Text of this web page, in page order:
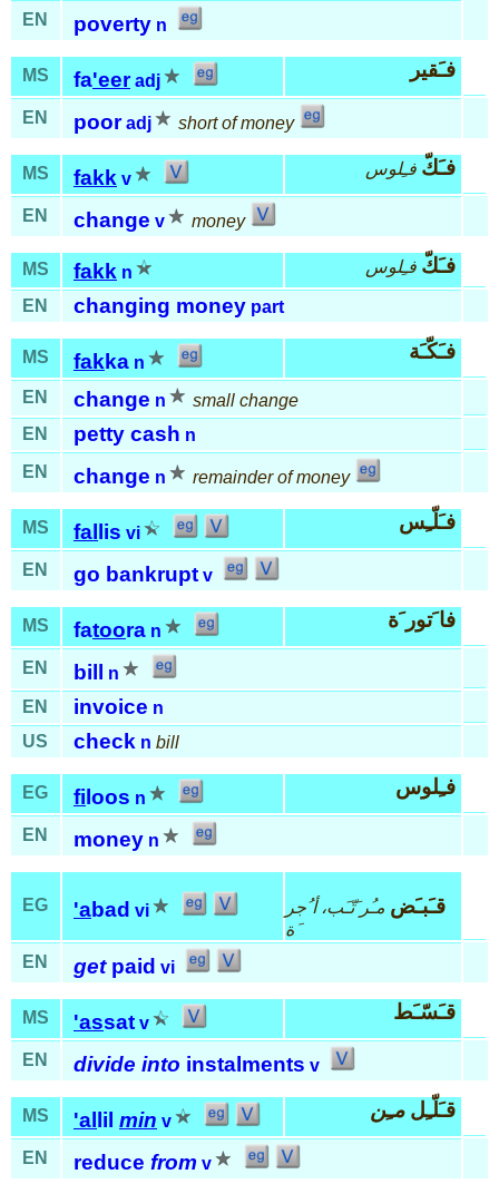
EN poverty n
MS fa'eer adj فـَقير
EN poor adj short of money
MS fakk v فـَكّ فـِلوس
EN change v money
MS fakk n فـَكّ فـِلوس
EN changing money part
MS fakka n فـَكّـَة
EN change n
small change
EN
petty cash n
EN
change n remainder of money
MS fal lis vi فـَلّـِس
EN go bankrupt v
MS fatoora n فا َتور َة
EN bill
n
EN
invoice n
US
check n bill
EG fi loos n فـِلوس
EN money n
EG 'abad vi قـَبـَض مـُر َتّـَب، أ ُجر
َة
EN
getpaid vi
MS 'assat v قـَسّـَط
EN divide into instalments v
MS 'al lil min v قـَلّـِلمـِن
EN reduce from v